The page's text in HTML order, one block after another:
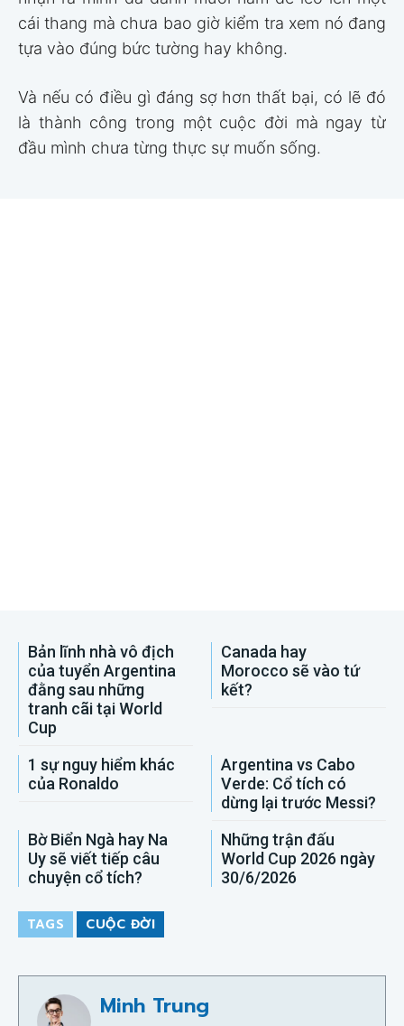
cái thang mà chưa bao giờ kiểm tra xem nó đang
tựa vào đúng bức tường hay không.
Và nếu có điều gì đáng sợ hơn thất bại, có lẽ đó
là thành công trong một cuộc đời mà ngay từ
đầu mình chưa từng thực sự muốn sống.
Bản lĩnh nhà vô địch
của tuyển Argentina
đằng sau những
tranh cãi tại World
Cup
Canada hay
Morocco sẽ vào tứ
kết?
1 sự nguy hiểm khác
của Ronaldo
Argentina vs Cabo
Verde: Cổ tích có
dừng lại trước Messi?
Bờ Biển Ngà hay Na
Uy sẽ viết tiếp câu
chuyện cổ tích?
Những trận đấu
World Cup 2026 ngày
30/6/2026
TAGS CUỘC ĐỜI
Minh Trung